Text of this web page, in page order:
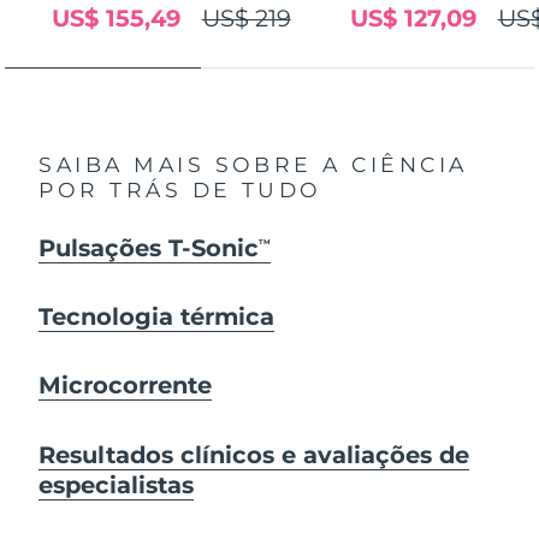
US$ 219
US$ 155,49 US$ 127,09
SAIBA MAIS SOBRE A CIÊNCIA
POR TRÁS DE TUDO
Pulsações T-SonicTM
Tecnologia térmica
Microcorrente
Resultados clínicos e avaliações de
especialistas